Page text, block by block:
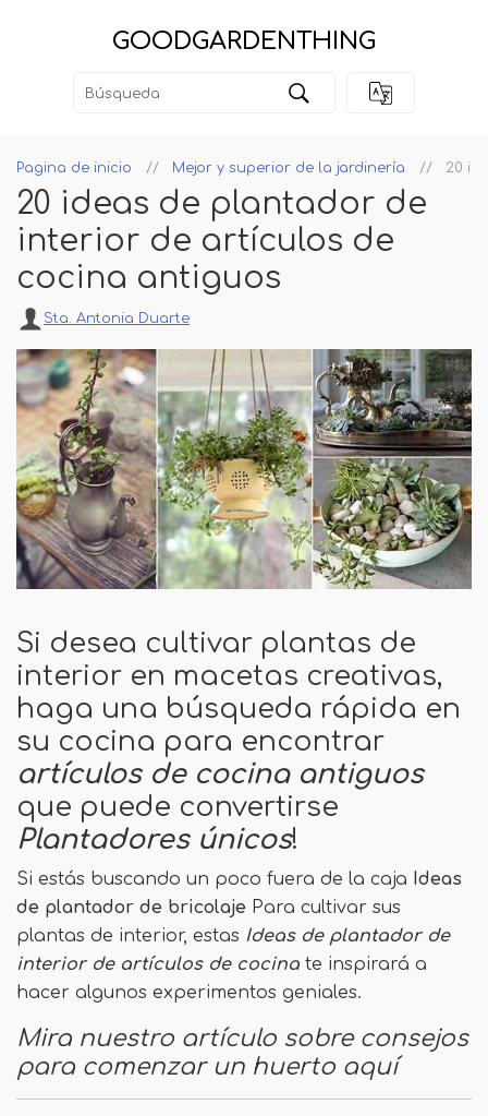
GOODGARDENTHING
Pagina de inicio Mejor y superior de la jardinería 20
20 ideas de plantador de
interior de artículos de
cocina antiguos
Sta. Antonia Duarte
Si desea cultivar plantas de
interior en macetas creativas,
haga una búsqueda rápida en
su cocina para encontrar
artículos de cocina antiguos
que puede convertirse
Plantadores únicos!
Si estás buscando un poco fuera de la caja
Ideas
de plantador de bricolaje Para cultivar sus
plantas de interior, estas Ideas de plantador de
interior de artículos de cocina te inspirará a
hacer algunos experimentos geniales.
Mira nuestro artículo sobre consejos
para comenzar un huerto aquí